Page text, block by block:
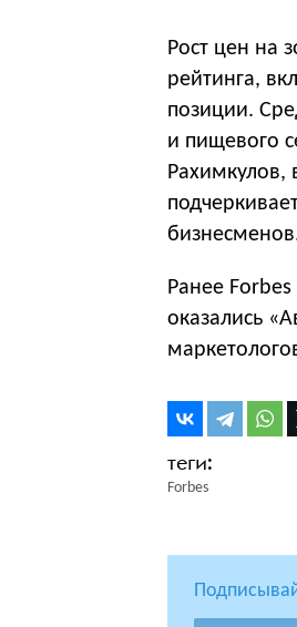
Рост цен на
рейтинга,
позиции.
и пищевого
Рахимкулов,
Ранее
оказались
Forbes